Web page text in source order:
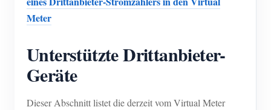
Meter
Unterstützte Drittanbieter-
Geräte
Dieser Abschnitt listet die derzeit vom Virtual Meter